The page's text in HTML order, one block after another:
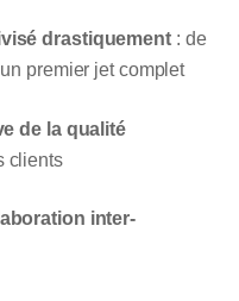
drastiquement : de
premier jet complet
de la qualité
clients
inter-